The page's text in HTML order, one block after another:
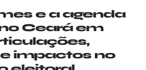
e a agenda
Ceará em
impactos no